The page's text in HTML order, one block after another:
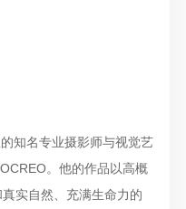
知名专业摄影师与视觉艺
。他的作品以高概
实自然、充满生命力的